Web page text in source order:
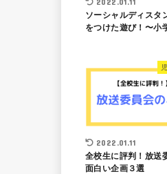
ソーシャルディスタ
をつけた遊び！〜小
2022.01.11
全校生に評判！放送
面白い企画３選